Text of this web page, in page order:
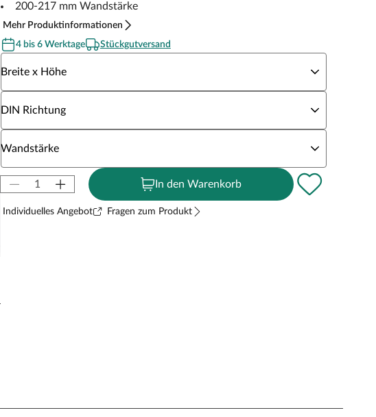
200-217 mm Wandstärke
Mehr Produktinformationen
4 bis 6 Werktage
Stückgutversand
Breite x Höhe
DIN Richtung
Wandstärke
In den Warenkorb
Individuelles Angebot Fragen zum Produkt